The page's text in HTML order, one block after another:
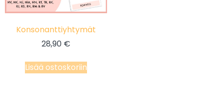
Konsonanttiyhtymät
28,90 €
Lisää ostoskoriin